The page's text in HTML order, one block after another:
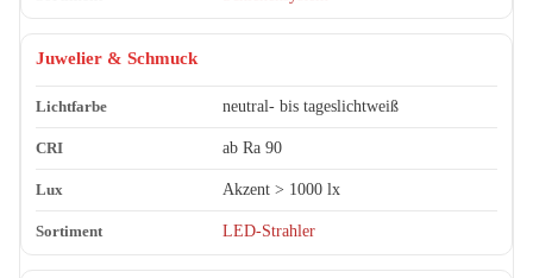
Juwelier & Schmuck
neutral- bis tageslichtweiß
ab Ra 90
Akzent > 1000 lx
LED-Strahler